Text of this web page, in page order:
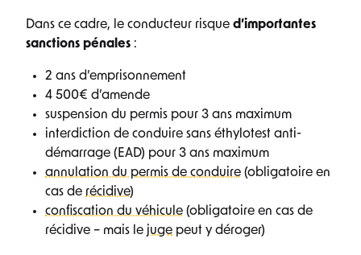
Dans ce cadre, le conducteur risque d’importantes
sanctions pénales :
2 ans d’emprisonnement
4 500€ d’amende
suspension du permis pour 3 ans maximum
interdiction de conduire sans éthylotest anti-
démarrage (EAD) pour 3 ans maximum
annulation du permis de conduire (obligatoire en
cas de récidive)
confiscation du véhicule (obligatoire en cas de
récidive – mais le juge peut y déroger)